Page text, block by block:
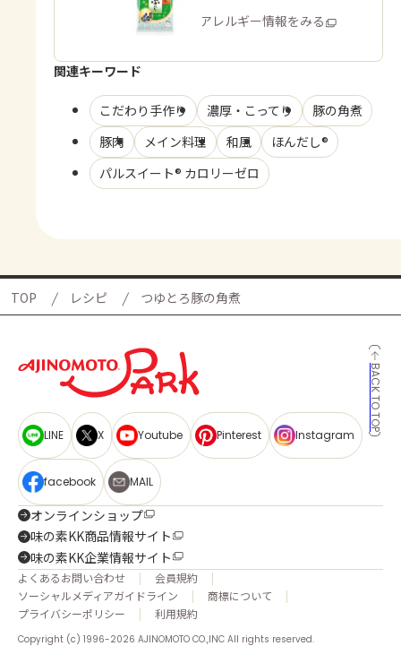
商品・アレルギー情報をみる
関連キーワード
こだわり手作り 濃厚・こってり
豚の角煮
豚肉
メイン料理 和風
ほんだし®
パルスイート® カロリーゼロ
TOP レシピ つゆとろ豚の角煮
BACK TO TOP
LINE X Youtube Pinterest Instagram
facebook MAIL
オンラインショップ
味の素KK商品情報サイト
味の素KK企業情報サイト
よくあるお問い合わせ
会員規約
ソーシャルメディアガイドライン
商標について
プライバシーポリシー
利用規約
Copyright (c) 1996-2026 AJINOMOTO CO.,INC All rights reserved.